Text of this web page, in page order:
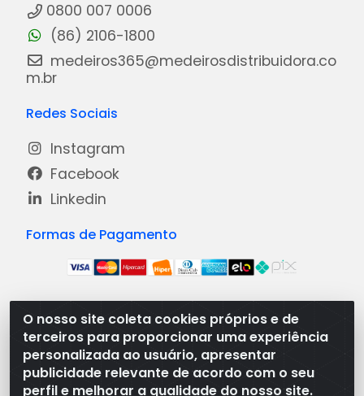
O nosso site coleta cookies próprios e de
terceiros para proporcionar uma experiência
personalizada ao usuário, apresentar
publicidade relevante de acordo com o seu
perfil e melhorar a qualidade do nosso site.
0800 007 0006
(86) 2106-1800
medeiros365@medeirosdistribuidora.co
m.br
Redes Sociais
Instagram
Facebook
Linkedin
Formas de Pagamento
Medeiros Distribuidora - Rua Dias Carneiro, 1977 -
Ramal, Bacabal/MA - CEP 65.700-000 - CNPJ
08.474.030/0001-41